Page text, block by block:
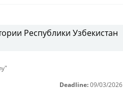
Республики Узбекистан
Deadline: 09/03/2026